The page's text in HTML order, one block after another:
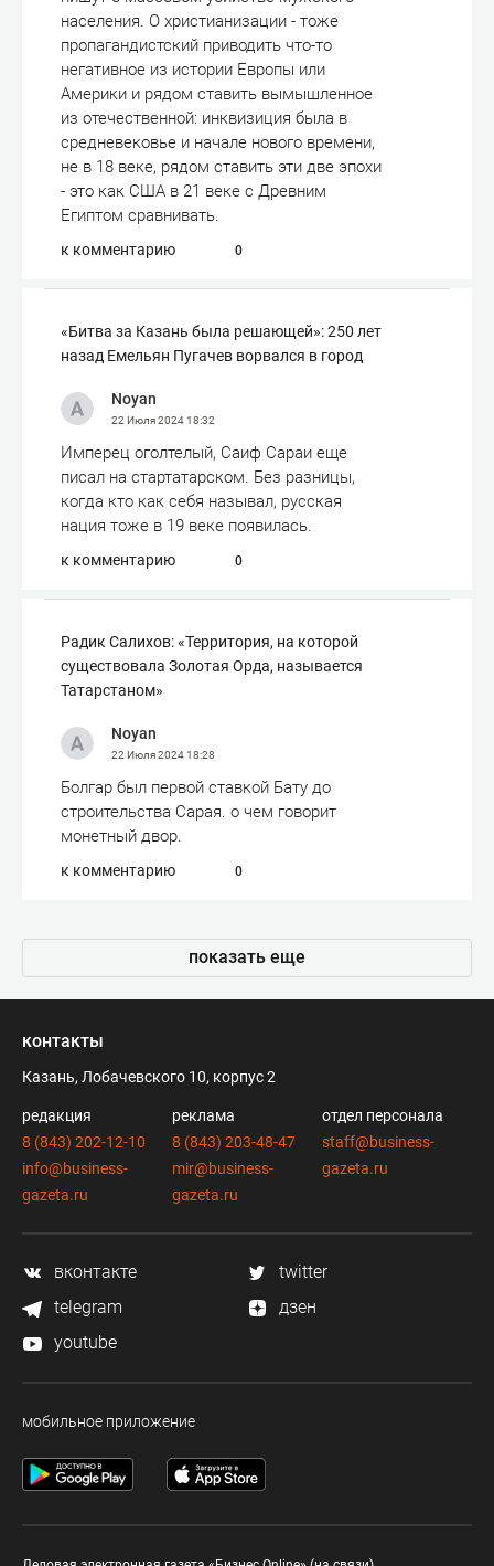
населения. О христианизации - тоже
пропагандистский приводить что-то
негативное из истории Европы или
Америки и рядом ставить вымышленное
из отечественной: инквизиция была в
средневековье и начале нового времени,
не в 18 веке, рядом ставить эти две эпохи
- это как США в 21 веке с Древним
Египтом сравнивать.
к комментарию 0
«Битва за Казань была решающей»: 250 лет
назад Емельян Пугачев ворвался в город
Noyan
22 Июля 202418:32
Имперец оголтелый, Саиф Сараи еще
писал на стартатарском. Без разницы,
когда кто как себя называл, русская
нация тоже в 19 веке появилась.
к комментарию 0
Радик Салихов: «Территория, на которой
существовала Золотая Орда, называется
Татарстаном»
Noyan
22 Июля 202418:28
Болгар был первой ставкой Бату до
строительства Сарая. о чем говорит
монетный двор.
к комментарию 0
показать еще
контакты
Казань, Лобачевского 10, корпус 2
редакция
8 (843) 202-12-10
info@business-
gazeta.ru
реклама
8 (843) 203-48-47
mir@business-
gazeta.ru
отдел персонала
staff@business-
gazeta.ru
вконтакте
twitter
telegram
дзен
youtube
мобильное приложение